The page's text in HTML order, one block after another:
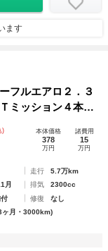
ます
フルエアロ２．３
ミッション４本出
ーレカロシート１
ラレコＥＴＣ
) 本体価格
378
万円
諸費用
15
万円
走行
5.7万km
月 排気
2300cc
修復
なし
ヶ月・3000km)